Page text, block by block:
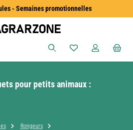
- Semaines promotionnelles
Vous avez 0
pour petits animaux :
Rongeurs